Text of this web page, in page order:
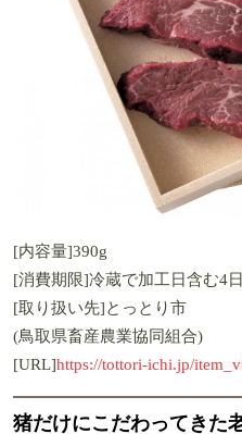
[内容量]390g
[消費期限]冷蔵で加工日含む4
[取り扱い先]とっとり市
(鳥取県畜産農業協同組合)
[URL]https://tottori-ichi.jp/
猪だけにこだわってきた